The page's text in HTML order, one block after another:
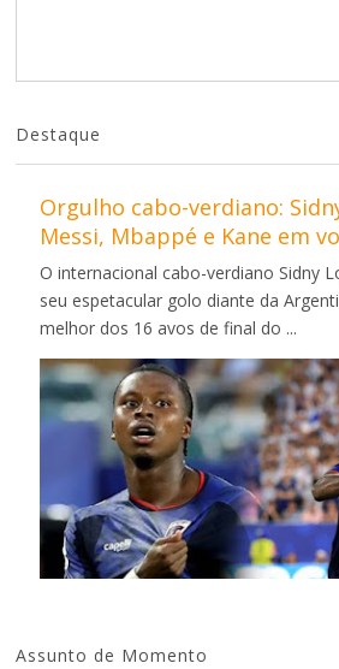
Destaque
Orgulho cabo-verdiano:
Messi, Mbappé e Kane em
O internacional cabo-verdiano Sidny
seu espetacular golo diante da
melhor dos 16 avos de final do ...
Assunto de Momento